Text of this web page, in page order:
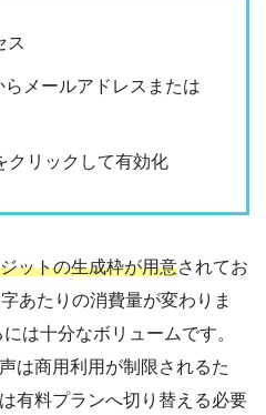
ス
らメールアドレスまたは
クリックして有効化
ットの生成枠が用意されてお
あたりの消費量が変わりま
は十分なボリュームです。
は商用利用が制限されるた
有料プランへ切り替える必要